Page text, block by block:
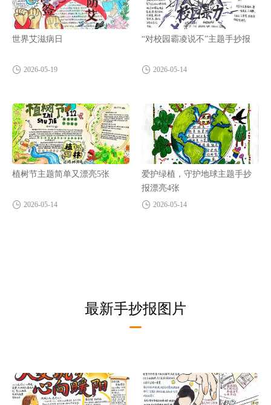
世界艾滋病日
2026-05-19
“对校园霸凌说不”主题手抄报
2026-05-14
植树节主题简单又漂亮5张
2026-05-14
爱护绿植，守护地球主题手抄
报漂亮4张
2026-05-14
最新手抄报图片